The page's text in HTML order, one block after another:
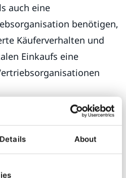
Details About
auch eine
benötigen,
Käuferverhalten und
Einkaufs eine
Mehrheit der B2B-
neuen Produkts